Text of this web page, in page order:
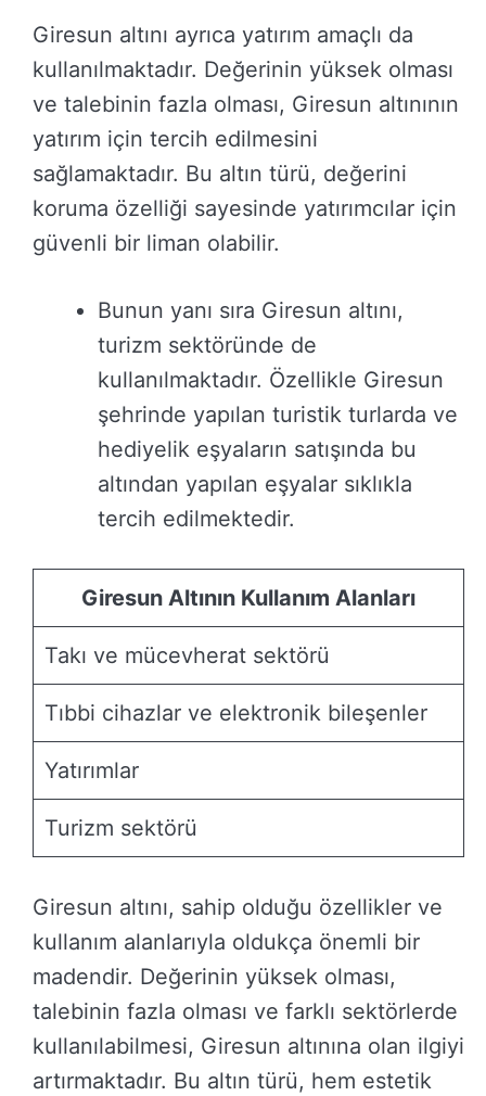
Giresun altını ayrıca yatırım amaçlı da
kullanılmaktadır. Değerinin yüksek olması
ve talebinin fazla olması, Giresun altınının
yatırım için tercih edilmesini
sağlamaktadır. Bu altın türü, değerini
koruma özelliği sayesinde yatırımcılar için
güvenli bir liman olabilir.
Bunun yanı sıra Giresun altını,
turizm sektöründe de
kullanılmaktadır. Özellikle Giresun
şehrinde yapılan turistik turlarda ve
hediyelik eşyaların satışında bu
altından yapılan eşyalar sıklıkla
tercih edilmektedir.
Giresun Altının Kullanım Alanları
Takı ve mücevherat sektörü
Tıbbi cihazlar ve elektronik bileşenler
Yatırımlar
Turizm sektörü
Giresun altını, sahip olduğu özellikler ve
kullanım alanlarıyla oldukça önemli bir
madendir. Değerinin yüksek olması,
talebinin fazla olması ve farklı sektörlerde
kullanılabilmesi, Giresun altınına olan ilgiyi
artırmaktadır. Bu altın türü, hem estetik